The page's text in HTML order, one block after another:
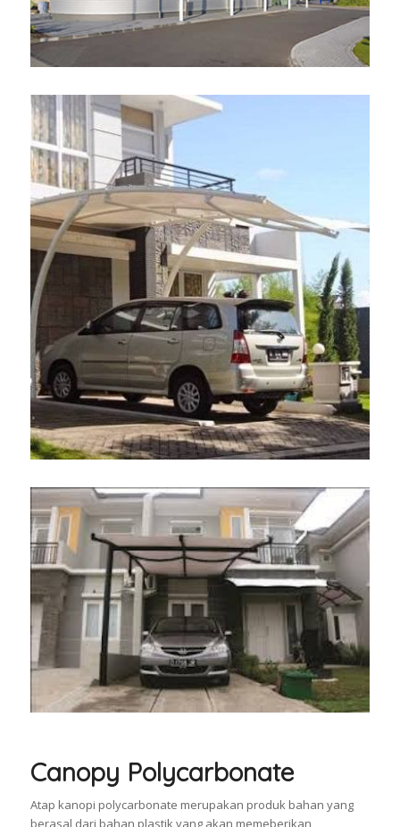
Canopy Polycarbonate
Atap kanopi polycarbonate merupakan produk bahan yang
berasal dari bahan plastik yang akan memeberikan